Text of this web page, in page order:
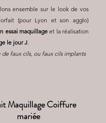
ensemble sur le look de vos
(pour Lyon et son agglo)
essai maquillage et la réalisation
le jour J.
de faux cils, ou faux cils implants
Maquillage Coiffure
mariée